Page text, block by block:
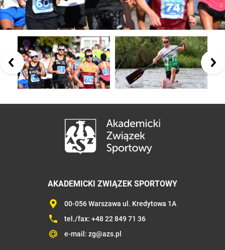
AKADEMICKI ZWIĄZEK SPORTOWY
00-056 Warszawa ul. Kredytowa 1A
tel./fax: +48 22 849 71 36
e-mail: zg@azs.pl